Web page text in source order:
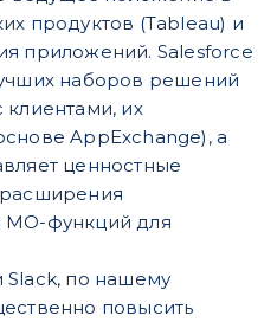
продуктов (Tableau) и
приложений. Salesforce
наборов решений
клиентами, их
AppExchange), а
ценностные
МО-функций для
Slack, по нашему
повысить